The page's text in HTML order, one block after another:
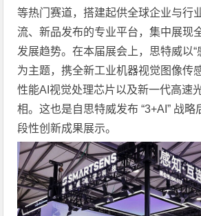
等热门赛道，搭建起供全球企业与行
流、新品发布的专业平台，集中展现
发展趋势。在本届展会上，思特威以“
为主题，携全新工业机器视觉图像传
性能AI视觉处理芯片以及新一代高速
相。这也是自思特威发布 “3+AI” 战
段性创新成果展示。